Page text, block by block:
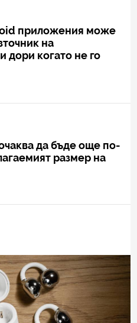
приложения може
на
дори когато не го
да бъде още по-
размер на